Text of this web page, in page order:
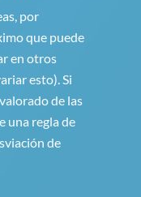
por
que puede
en otros
esto). Si
de las
una regla de
de